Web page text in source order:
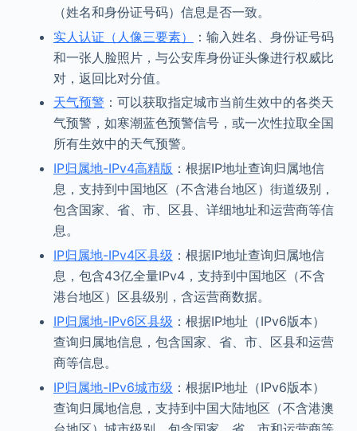
（姓名和身份证号码）信息是否一致。
实人认证（人像三要素）
：输入姓名、身份证号码
和一张人脸照片，与公安库身份证头像进行权威比
对，返回比对分值。
天气预警 ：可以获取指定城市当前生效中的各类天
气预警，如寒潮蓝色预警信号，或一次性拉取全国
所有生效中的天气预警。
IP归属地-IPv4高精版 ：根据IP地址查询归属地信
息，支持到中国地区（不含港台地区）街道级别，
包含国家、省、市、区县、详细地址和运营商等信
息。
IP归属地-IPv4区县级 ：根据IP地址查询归属地信
息，包含43亿全量IPv4，支持到中国地区（不含
港台地区）区县级别，含运营商数据。
IP归属地-IPv6区县级 ：根据IP地址（IPv6版本）
查询归属地信息，包含国家、省、市、区县和运营
商等信息。
IP归属地-IPv6城市级 ：根据IP地址（IPv6版本）
查询归属地信息，支持到中国大陆地区（不含港澳